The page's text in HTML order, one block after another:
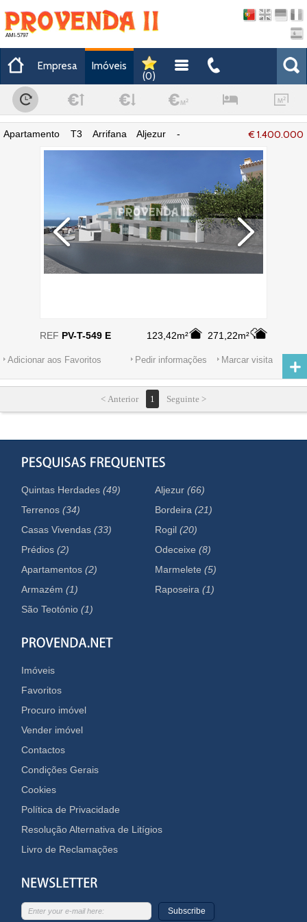
AMI-5797
Empresa
Imóveis
(0)
€ 1.400.000
Apartamento T3 Arrifana Aljezur -
123,42m² 271,22m²
REF PV-T-549 E
Adicionar aos Favoritos Marcar visita
Pedir informações
< Anterior 1 Seguinte >
Quintas Herdades(49)
Terrenos(34)
Casas Vivendas(33)
Prédios(2)
Apartamentos(2)
Armazém(1)
Aljezur(66)
Bordeira(21)
Rogil(20)
Odeceixe(8)
Marmelete(5)
Raposeira(1)
São Teotónio(1)
Imóveis
Favoritos
Procuro imóvel
Vender imóvel
Contactos
Condições Gerais
Cookies
Política de Privacidade
Resolução Alternativa de Litígios
Livro de Reclamações
Subscribe